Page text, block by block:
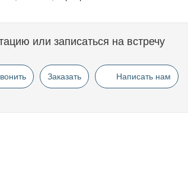
или записаться на встречу
Заказать Написать нам